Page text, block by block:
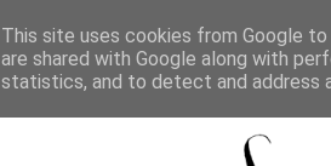
This site uses cookies from Google
are shared with Google along with
statistics, and to detect and address